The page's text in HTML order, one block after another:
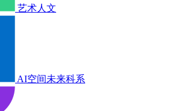
艺术人文
AI空间未来科系